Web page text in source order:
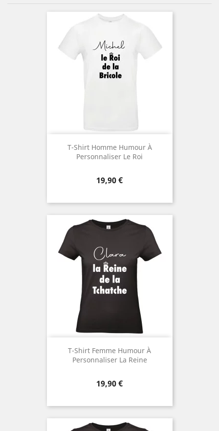
T-Shirt Homme Humour À
Personnaliser Le Roi
Prix
19,90 €
T-Shirt Femme Humour À
Personnaliser La Reine
Prix
19,90 €